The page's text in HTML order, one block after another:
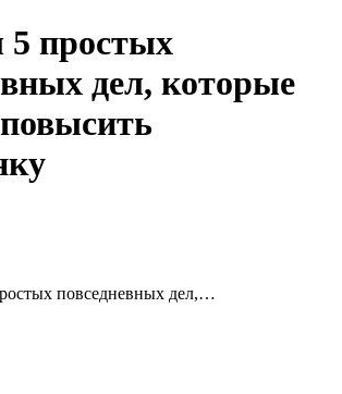
простых
дел, которые
повседневных дел,…